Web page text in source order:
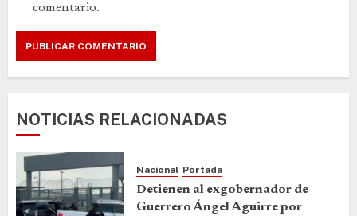
comentario.
NOTICIAS RELACIONADAS
Nacional Portada
Detienen al exgobernador de
Guerrero Ángel Aguirre por